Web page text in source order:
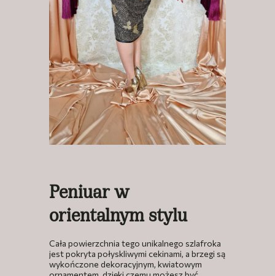
Peniuar w
orientalnym stylu
Cała powierzchnia tego unikalnego szlafroka
jest pokryta połyskliwymi cekinami, a brzegi są
wykończone dekoracyjnym, kwiatowym